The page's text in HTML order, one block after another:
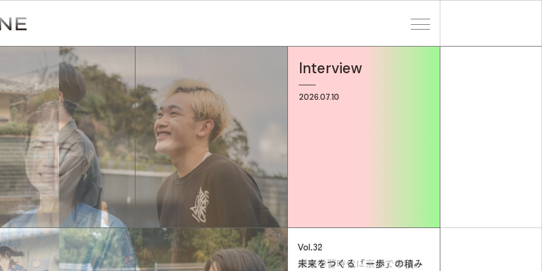
Simulation
CO₂削減効果を測る
Action list
アクションリスト
Interview
2026.07.10
Vol.32
未来をつくる「一歩」の積み
Vol.31
世界をどう見るかは、自分で
Vol.30
探究学習時代に京都で学ぶ。